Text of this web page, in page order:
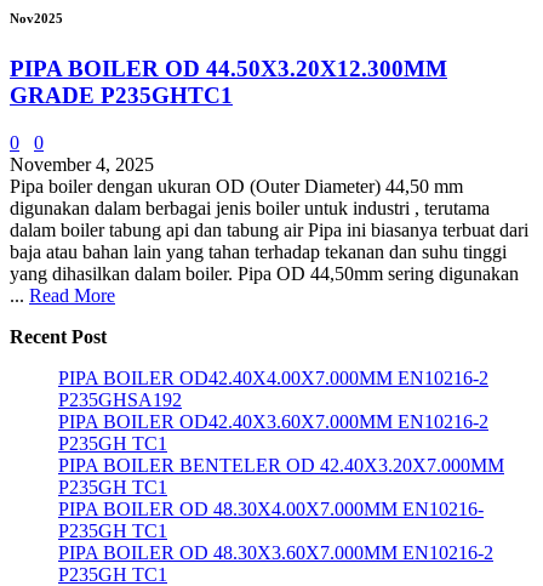
Nov2025
PIPA BOILER OD 44.50X3.20X12.300MM
GRADE P235GHTC1
0
0
November 4, 2025
Pipa boiler dengan ukuran OD (Outer Diameter) 44,50 mm
digunakan dalam berbagai jenis boiler untuk industri , terutama
dalam boiler tabung api dan tabung air Pipa ini biasanya terbuat dari
baja atau bahan lain yang tahan terhadap tekanan dan suhu tinggi
yang dihasilkan dalam boiler. Pipa OD 44,50mm sering digunakan
... Read More
Recent Post
PIPA BOILER OD42.40X4.00X7.000MM EN10216-2
P235GHSA192
PIPA BOILER OD42.40X3.60X7.000MM EN10216-2
P235GH TC1
PIPA BOILER BENTELER OD 42.40X3.20X7.000MM
P235GH TC1
PIPA BOILER OD 48.30X4.00X7.000MM EN10216-
P235GH TC1
PIPA BOILER OD 48.30X3.60X7.000MM EN10216-2
P235GH TC1